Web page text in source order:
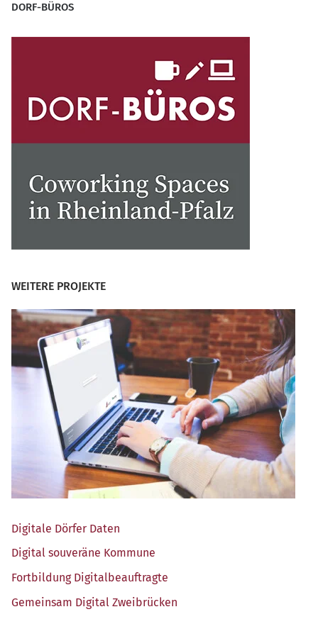
DORF-BÜROS
WEITERE PROJEKTE
Digi­ta­le Dör­fer Daten
Digi­tal sou­ve­rä­ne Kommune
Fort­bil­dung Digitalbeauftragte
Gemein­sam Digi­tal Zweibrücken